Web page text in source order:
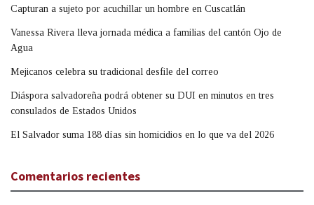
Capturan a sujeto por acuchillar un hombre en Cuscatlán
Vanessa Rivera lleva jornada médica a familias del cantón Ojo de
Agua
Mejicanos celebra su tradicional desfile del correo
Diáspora salvadoreña podrá obtener su DUI en minutos en tres
consulados de Estados Unidos
El Salvador suma 188 días sin homicidios en lo que va del 2026
Comentarios recientes